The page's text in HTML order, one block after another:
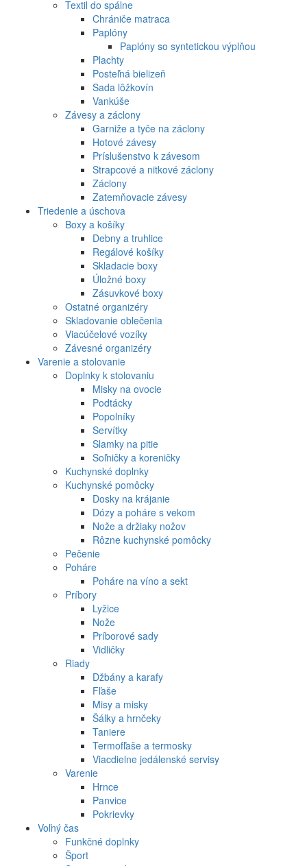
Textil do spálne
Chrániče matraca
Paplóny
Paplóny so syntetickou výplňou
Plachty
Posteľná bielizeň
Sada lôžkovín
Vankúše
Závesy a záclony
Garniže a tyče na záclony
Hotové závesy
Príslušenstvo k závesom
Strapcové a nitkové záclony
Záclony
Zatemňovacie závesy
Triedenie a úschova
Boxy a košíky
Debny a truhlice
Regálové košíky
Skladacie boxy
Úložné boxy
Zásuvkové boxy
Ostatné organizéry
Skladovanie oblečenia
Viacúčelové vozíky
Závesné organizéry
Varenie a stolovanie
Doplnky k stolovaniu
Misky na ovocie
Podtácky
Popolníky
Servítky
Slamky na pitie
Soľničky a koreničky
Kuchynské doplnky
Kuchynské pomôcky
Dosky na krájanie
Dózy a poháre s vekom
Nože a držiaky nožov
Rôzne kuchynské pomôcky
Pečenie
Poháre
Poháre na víno a sekt
Príbory
Lyžice
Nože
Príborové sady
Vidličky
Riady
Džbány a karafy
Fľaše
Misy a misky
Šálky a hrnčeky
Taniere
Termofľaše a termosky
Viacdielne jedálenské servisy
Varenie
Hrnce
Panvice
Pokrievky
Voľný čas
Funkčné doplnky
Šport